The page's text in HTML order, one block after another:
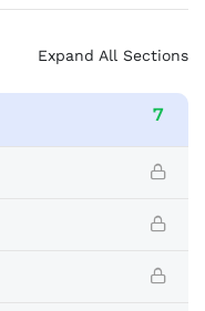
Expand All Sections
7